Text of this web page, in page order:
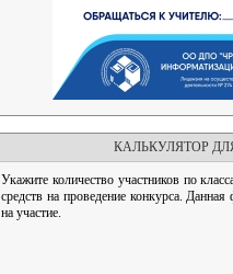
КАЛЬКУЛЯТОР
Укажите количество участников по
средств на проведение конкурса.
на участие.